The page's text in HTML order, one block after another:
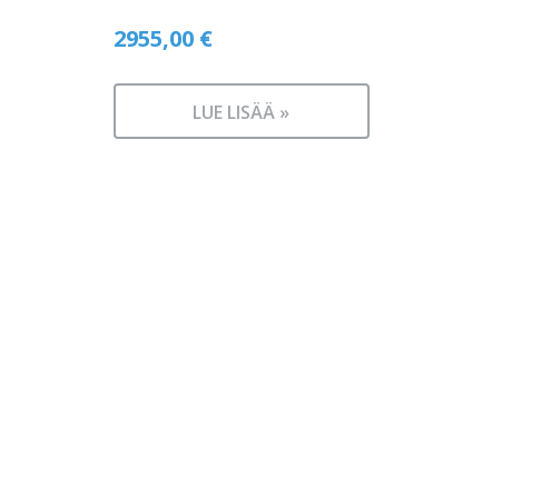
2955,00 €
LUE LISÄÄ »